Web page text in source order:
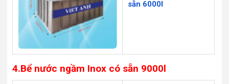
sẵn 6000l
4.Bể nước ngầm Inox có sẵn 9000l